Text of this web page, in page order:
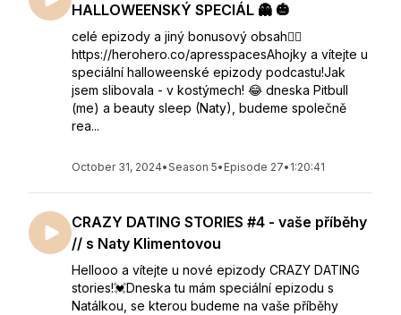
HALLOWEENSKÝ SPECIÁL 👻 🎃
celé epizody a jiný bonusový obsah👇🏻
https://herohero.co/apresspacesAhojky a vítejte u
speciální halloweenské epizody podcastu!Jak
jsem slibovala - v kostýmech! 😂 dneska Pitbull
(me) a beauty sleep (Naty), budeme společně
rea...
October 31, 2024•Season 5• Episode 27• 1:20:41
CRAZY DATING STORIES #4 - vaše příběhy
// s Naty Klimentovou
Hellooo a vítejte u nové epizody CRAZY DATING
stories!💓Dneska tu mám speciální epizodu s
Natálkou⁣, se kterou budeme na vaše příběhy